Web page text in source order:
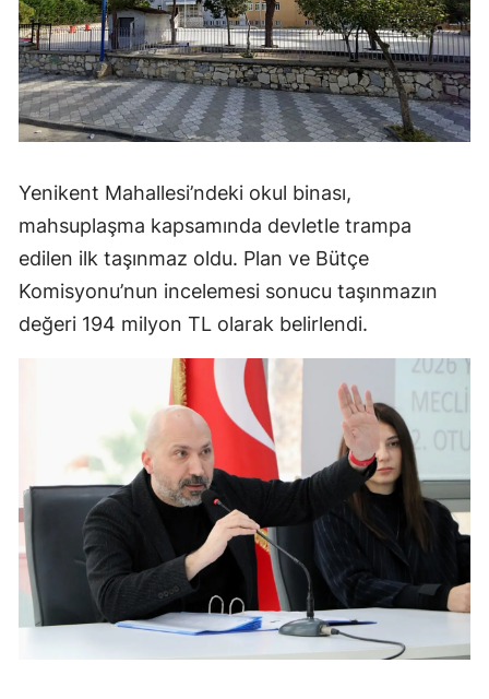
Yenikent Mahallesi’ndeki okul binası,
mahsuplaşma kapsamında devletle trampa
edilen ilk taşınmaz oldu. Plan ve Bütçe
Komisyonu’nun incelemesi sonucu taşınmazın
değeri 194 milyon TL olarak belirlendi.